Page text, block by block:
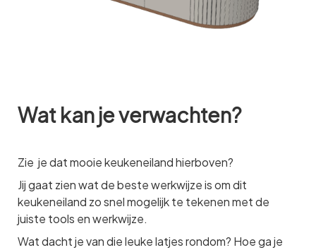
Wat kan je verwachten?
Zie je dat mooie keukeneiland hierboven?
Jij gaat zien wat de beste werkwijze is om dit
keukeneiland zo snel mogelijk te tekenen met de
juiste tools en werkwijze.
Wat dacht je van die leuke latjes rondom? Hoe ga je